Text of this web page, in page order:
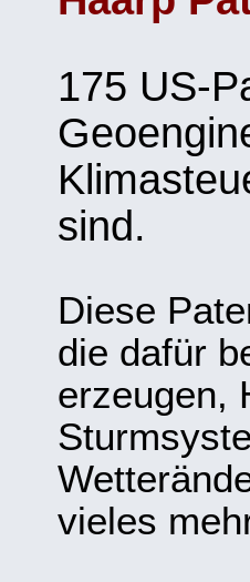
175 US-
sind.
Diese
die dafür
erzeugen,
vieles